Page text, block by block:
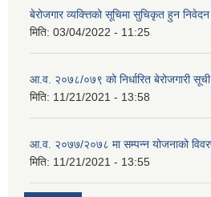
बेरोजगार व्यक्त्तिको सूचिमा सुचिकृत हुन निवेदन
मिति: 03/04/2022 - 11:25
आ.व. २०७८/०७९ को निर्धारित बेरोजगारी सूची
मिति: 11/21/2021 - 13:58
आ.व. २०७७/२०७८ मा सम्पन्न योजनाको
मिति: 11/21/2021 - 13:55